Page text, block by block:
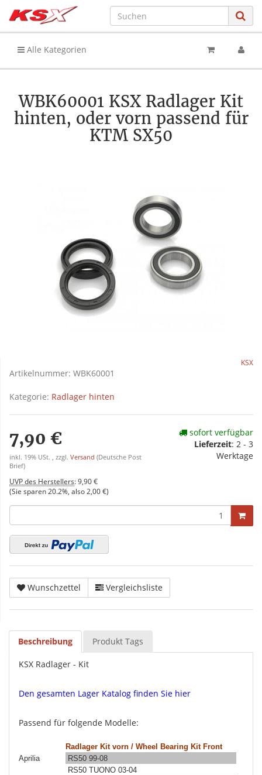
Alle Kategorien
WBK60001 KSX Radlager Kit
hinten, oder vorn passend für
KTM SX50
KSX
Artikelnummer: WBK60001
Kategorie: Radlager hinten
7,90 €
inkl. 19% USt. , zzgl. Versand (Deutsche Post
Brief)
UVP des Herstellers:9,90 €
(Sie sparen 20.2% , also 2,00 €)
sofort verfügbar
Lieferzeit: 2 - 3
Werktage
Wunschzettel Vergleichsliste
Beschreibung Produkt Tags
KSX Radlager - Kit
Den gesamten Lager Katalog finden Sie hier
Passend für folgende Modelle:
Radlager Kit vorn / Wheel Bearing Kit Front
Aprilia
RS50 99-08
RS50 TUONO 03-04